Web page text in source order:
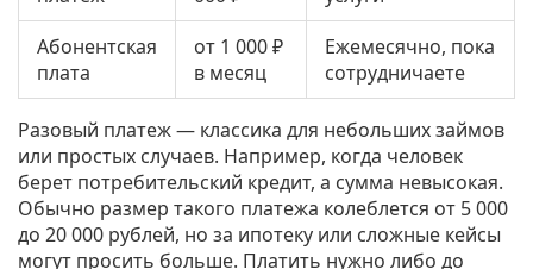
Абонентская
плата
от 1 000 ₽
в месяц
Ежемесячно, пока
сотрудничаете
Разовый платеж — классика для небольших займов
или простых случаев. Например, когда человек
берет потребительский кредит, а сумма невысокая.
Обычно размер такого платежа колеблется от 5 000
до 20 000 рублей, но за ипотеку или сложные кейсы
могут просить больше. Платить нужно либо до